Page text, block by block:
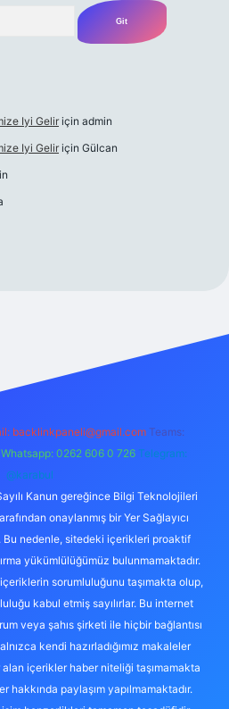
Iyi Gelir için admin
Iyi Gelir için Gülcan
backlinkpaneli@gmail.com Teams:
Whatsapp: 0262 606 0 726 Telegram:
@karabul
Kanun gereğince Bilgi Teknolojileri
onaylanmış bir Yer Sağlayıcı
nedenle, sitedeki içerikleri proaktif
yükümlülüğümüz bulunmamaktadır.
sorumluluğunu taşımakta olup,
kabul etmiş sayılırlar. Bu internet
veya şahıs şirketi ile hiçbir bağlantısı
kendi hazırladığımız makaleler
alan içerikler haber niteliği taşımamakta
hakkında paylaşım yapılmamaktadır.